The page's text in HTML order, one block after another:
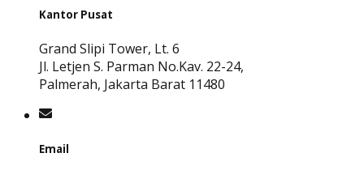
Kantor Pusat
Grand Slipi Tower, Lt. 6
Jl. Letjen S. Parman No.Kav. 22-24,
Palmerah, Jakarta Barat 11480
Email